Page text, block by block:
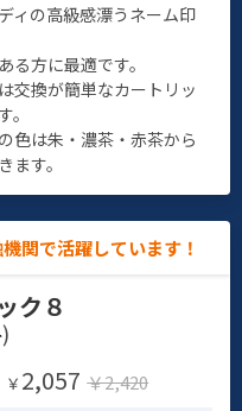
ィの高級感漂うネーム印
る方に最適です。
交換が簡単なカートリッ
。
色は朱・濃茶・赤茶から
ます。
関で活躍しています！
ク８
)
￥ 2,057 ￥2,420